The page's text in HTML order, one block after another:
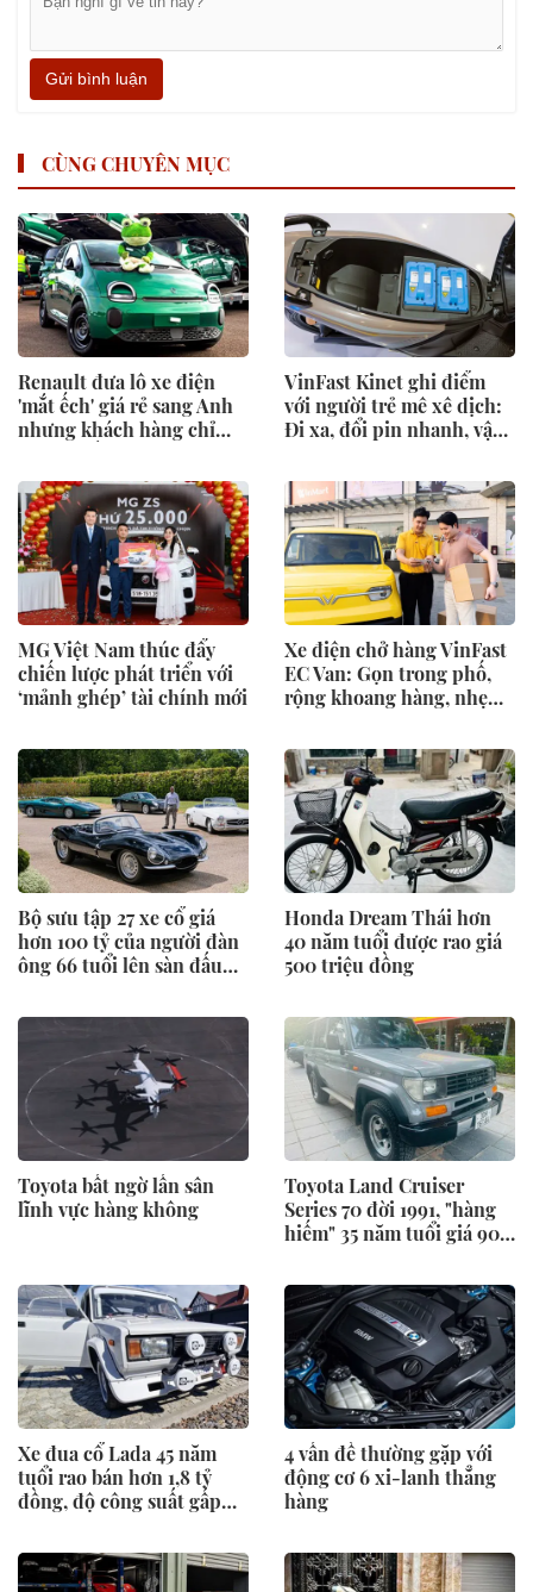
Gửi bình luận
CÙNG CHUYÊN MỤC
Renault đưa lô xe điện
'mắt ếch' giá rẻ sang Anh
nhưng khách hàng chỉ
VinFast Kinet ghi điểm
với người trẻ mê xê dịch:
Đi xa, đổi pin nhanh, vận
MG Việt Nam thúc đẩy
chiến lược phát triển với
‘mảnh ghép’ tài chính mới
Xe điện chở hàng VinFast
EC Van: Gọn trong phố,
rộng khoang hàng, nhẹ
Bộ sưu tập 27 xe cổ giá
hơn 100 tỷ của người đàn
ông 66 tuổi lên sàn đấu
Honda Dream Thái hơn
40 năm tuổi được rao giá
500 triệu đồng
Toyota bất ngờ lấn sân
lĩnh vực hàng không
Toyota Land Cruiser
Series 70 đời 1991, "hàng
hiếm" 35 năm tuổi giá 900
Xe đua cổ Lada 45 năm
tuổi rao bán hơn 1,8 tỷ
đồng, độ công suất gấp
4 vấn đề thường gặp với
động cơ 6 xi-lanh thẳng
hàng